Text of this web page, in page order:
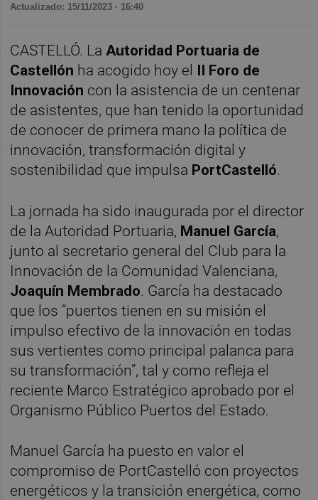
Actualizado: 15/11/2023 · 16:40
CASTELLÓ. LaAutoridad Portuaria de
Castellón ha acogido hoy el
II Foro de
Innovación con la asistencia de un centenar
de asistentes, que han tenido la oportunidad
de conocer de primera mano la política de
innovación, transformación digital y
sostenibilidad que impulsa PortCastelló.
La jornada ha sido inaugurada por el director
de la Autoridad Portuaria, Manuel García,
junto al secretario general del Club para la
Innovación de la Comunidad Valenciana,
Joaquín Membrado. García ha destacado
que los “puertos tienen en su misión el
impulso efectivo de la innovación en todas
sus vertientes como principal palanca para
su transformación”, tal y como refleja el
reciente Marco Estratégico aprobado por el
Organismo Público Puertos del Estado.
Manuel García ha puesto en valor el
compromiso de PortCastelló con proyectos
energéticos y la transición energética, como